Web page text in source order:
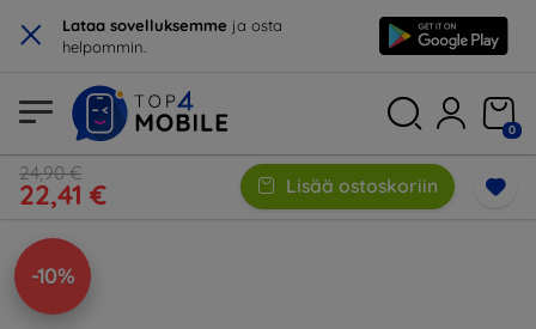
× Lataa sovelluksemme ja osta
helpommin.
0
24,90 €
22,41 € Lisää ostoskoriin
-10%